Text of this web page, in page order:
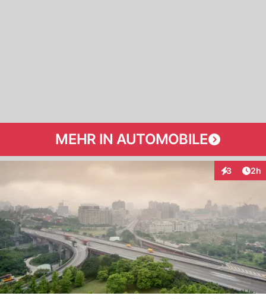
MEHR IN AUTOMOBILE
3 2h